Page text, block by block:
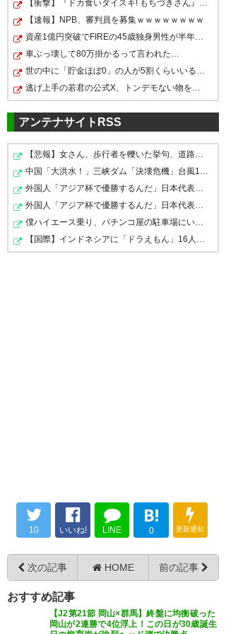
今日は激闘やった。負けなくて
良かったわ。 #zweigen
— ふおん (Fuon_P)2018, 7月 1
あー勝てた試合だったのに…
#zweigen
— コバナ☆☆ (kobana19)
2018, 7月 1
ツエーゲン、後半よく攻めてま
した👏👏👏 勝ち点1ゲット、お
つかれ‼️
— MAMI (MAMI40431850)
2018, 7月 1
【本日 金沢戦】 試合が終了しま
した。 岡山 3-3 金沢 仲間（10
分） 塚川（59分） 伊藤（70
分） 本日の入場者数は7,070名
— Bikke兄⛑️Z-ARMY (B_Bikke)
2018, 7月 1
ファジ負けなくてよかったけ
終盤は岡山のDFが間延びして、
プレスにいけないことからツエ
ーゲンが攻め続けることができ
ました。 これはこの天候で岡山
側が先にバテたからだと思いま
す。 後半途中からリスタートを
ガンガン相手DFの裏に蹴ってい
ましたが、これは岡山の体力…
https://t.co/YuL22N3EWv
— つれづれZweigen
(tsurezwei)2018, 7月 1
前半のハラハラが霞むほどの、
後半からのバカ試合っぷりです
よ。 この防御力で、勝ち点1を
持ち帰れるだけで良かったで
す。 勝てなかったけど、楽しか
ったー！ #zweigen
https://t.co/XUVNz7AK53
【衝撃】『ドカ食いダイスキ! もちづきさん』TVアニメ製…
【速報】NPB、審判員を募集ｗｗｗｗｗｗｗｗ
資産1億円突破でFIREの45歳独身男性が半年後に仕事復帰を…
車ぶっ壊して80万掛かるって言われた…
世の中に「貯金ほぼ0」の人が5割くらいいるってのが理解…
逃げ上手の若君の公式X、トンデモない物を公開ｗｗｗｗｗ…
アンテナサイトRSS
【悲報】女さん、歩行者を轢いた挙句、道路に倒れてどえ…
中国「大洪水！」三峡ダム「決壊危機」台風13号「三峡直…
外国人「アジア杯で優勝するんだ」日本代表、W杯ポット1…
外国人「アジア杯で優勝するんだ」日本代表、W杯ポット1…
僕ハイエース乗り、パチンコ屋の駐車場にいるけど隣に停…
【国際】インドネシアに「ドラえもん」16人 日本アニメ…
10 いいね! LINE
B!
0 更新通知
次の記事 HOME 前の記事
おすすめ記事
【J2第21節 岡山×群馬】終盤に均衡破った
岡山が2連勝で4位浮上！この日が30歳誕生